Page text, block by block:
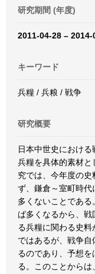
研究期間 (年度)
2011-04-28 – 2014-
キーワード
兵糧 / 兵粮 / 戦争
研究概要
日本中世史における
兵糧を具体的素材
究では、今年度の
ず、鎌倉～室町時代
多くないことであ
ば多くなるから、
る兵糧に関わる史料
ではあるが、戦争
るのであり、予想を
る。このことから